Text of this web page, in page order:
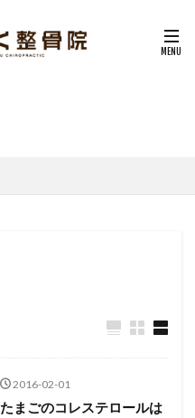
2016-02-01
たまごのコレステロールは